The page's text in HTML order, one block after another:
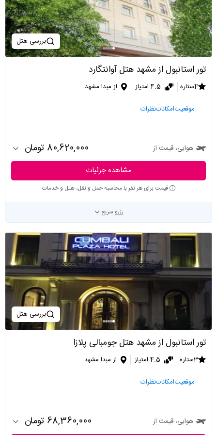
بررسی هتل
تور استانبول از مشهد هتل آوانتگارد
4ستاره 4.5 امتیاز از مبدا مشهد
موقعیتامکاناتنظرات
هوایی، قیمت از 80,620,000 تومان
مشاهده جزئیات
قیمت برای هر نفر با محاسبه حمل و نقل، هتل و خدمات
رزرو سریع
بررسی هتل
تور استانبول از مشهد هتل جومبالی پلازا
3ستاره 4.5 امتیاز از مبدا مشهد
موقعیتامکاناتنظرات
هوایی، قیمت از 68,360,000 تومان